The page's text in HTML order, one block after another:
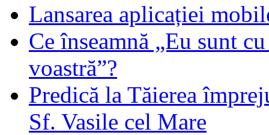
Lansarea aplicației
Ce înseamnă „Eu sunt
voastră”?
Predică la Tăierea
Sf. Vasile cel Mare